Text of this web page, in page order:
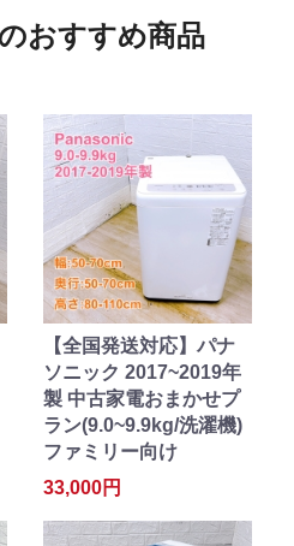
おすすめ商品
【全国発送対応】パナ
ソニック 2017~2019年
製 中古家電おまかせプ
ラン(9.0~9.9kg/洗濯機)
ファミリー向け
33,000円